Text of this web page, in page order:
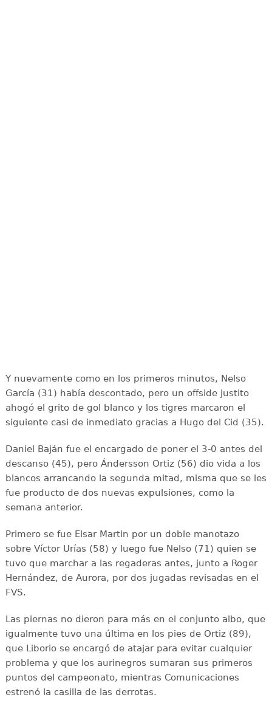
Y nuevamente como en los primeros minutos, Nelso
García (31) había descontado, pero un offside justito
ahogó el grito de gol blanco y los tigres marcaron el
siguiente casi de inmediato gracias a Hugo del Cid (35).
Daniel Baján fue el encargado de poner el 3-0 antes del
descanso (45), pero Ándersson Ortiz (56) dio vida a los
blancos arrancando la segunda mitad, misma que se les
fue producto de dos nuevas expulsiones, como la
semana anterior.
Primero se fue Elsar Martin por un doble manotazo
sobre Víctor Urías (58) y luego fue Nelso (71) quien se
tuvo que marchar a las regaderas antes, junto a Roger
Hernández, de Aurora, por dos jugadas revisadas en el
FVS.
Las piernas no dieron para más en el conjunto albo, que
igualmente tuvo una última en los pies de Ortiz (89),
que Liborio se encargó de atajar para evitar cualquier
problema y que los aurinegros sumaran sus primeros
puntos del campeonato, mientras Comunicaciones
estrenó la casilla de las derrotas.